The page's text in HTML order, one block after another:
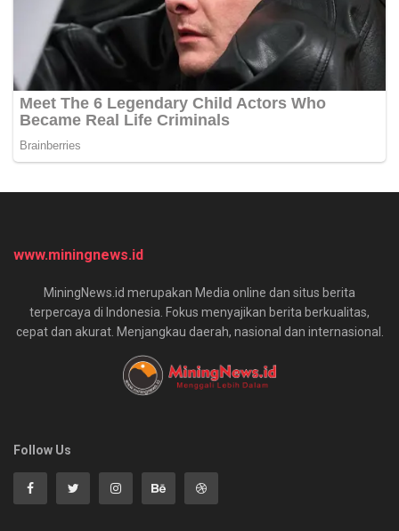
www.miningnews.id
MiningNews.id merupakan Media online dan situs berita
terpercaya di Indonesia. Fokus menyajikan berita berkualitas,
cepat dan akurat. Menjangkau daerah, nasional dan internasional.
Follow Us